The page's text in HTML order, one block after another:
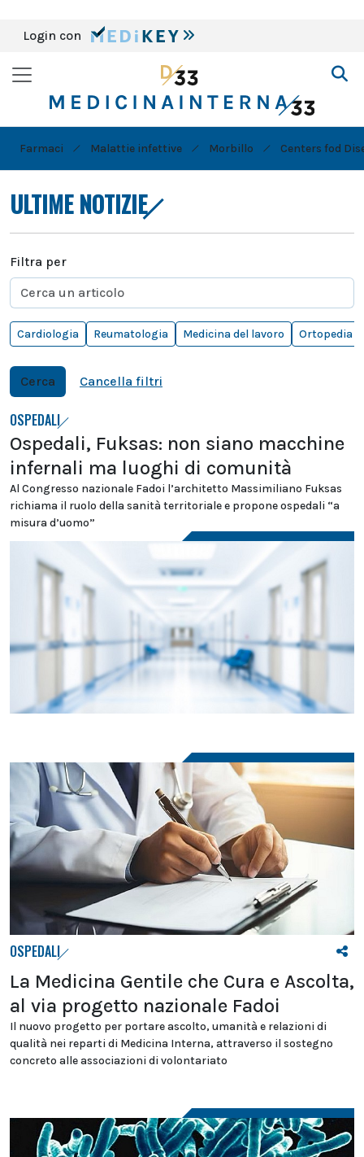
Login con
Farmaci Malattie infettive Morbillo Centers fod
ULTIME NOTIZIE
Filtra per
Cardiologia Reumatologia Medicina del lavoro Ortopedia
Cerca Cancella filtri
OSPEDALI
Ospedali, Fuksas: non siano macchine
infernali ma luoghi di comunità
Al Congresso nazionale Fadoi l’architetto Massimiliano Fuksas
richiama il ruolo della sanità territoriale e propone ospedali “a
misura d’uomo”
OSPEDALI
La Medicina Gentile che Cura e Ascolta,
al via progetto nazionale Fadoi
Il nuovo progetto per portare ascolto, umanità e relazioni di
qualità nei reparti di Medicina Interna, attraverso il sostegno
concreto alle associazioni di volontariato